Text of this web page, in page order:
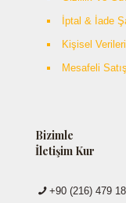
İptal & İade
Kişisel
Mesafeli
Bizimle
İletişim Kur
+90 (216) 479